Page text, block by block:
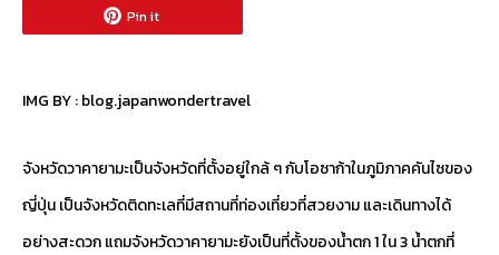
Pin it
IMG BY :blog.japanwondertravel
จังหวัดวาคายามะเป็นจังหวัดที่ตั้งอยู่ใกล้ ๆ กับโอซาก้าในภูมิภาคคันไซของ
ญี่ปุ่น เป็นจังหวัดติดทะเลที่มีสถานที่ท่องเที่ยวที่สวยงาม และเดินทางได้
อย่างสะดวก แถมจังหวัดวาคายามะยังเป็นที่ตั้งของน้ำตก 1 ใน 3 น้ำตกที่